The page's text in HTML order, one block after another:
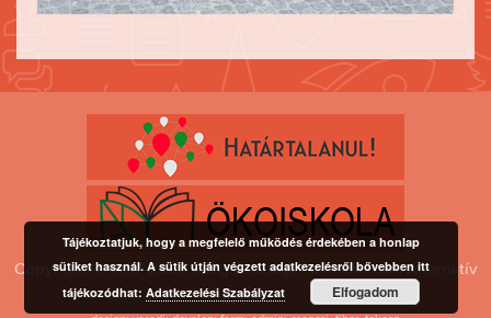
Copyright © 1997-2026 Közgazdasági Politechnikum Alternatív
Gimnázium
Tájékoztatjuk, hogy a megfelelő működés érdekében a honlap
sütiket használ. A sütik útján végzett adatkezelésről bővebben itt
tájékozódhat:Adatkezelési Szabályzat Elfogadom